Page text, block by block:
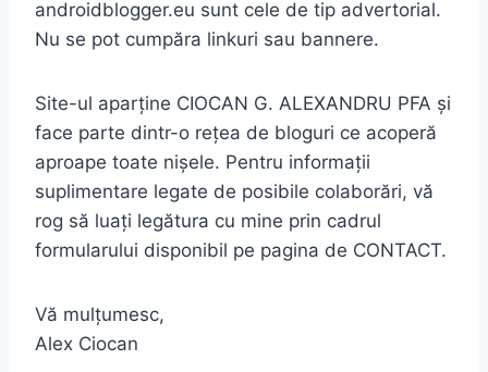
androidblogger.eu sunt cele de tip advertorial.
Nu se pot cumpăra linkuri sau bannere.
Site-ul aparține CIOCAN G. ALEXANDRU PFA și
face parte dintr-o rețea de bloguri ce acoperă
aproape toate nișele. Pentru informații
suplimentare legate de posibile colaborări, vă
rog să luați legătura cu mine prin cadrul
formularului disponibil pe pagina de CONTACT.
Vă mulțumesc,
Alex Ciocan